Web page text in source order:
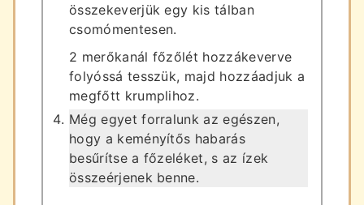
összekeverjük egy kis tálban
csomómentesen.
2 merőkanál főzőlét hozzákeverve
folyóssá tesszük, majd hozzáadjuk a
megfőtt krumplihoz.
Még egyet forralunk az egészen,
hogy a keményítős habarás
besűrítse a főzeléket, s az ízek
összeérjenek benne.